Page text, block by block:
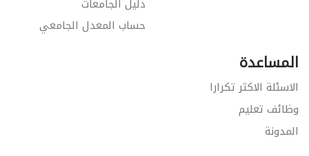
دليل الجامعات
حساب المعدل الجامعي
المساعدة
الاسئلة الاكثر تكرارا
وظائف تعليم
المدونة